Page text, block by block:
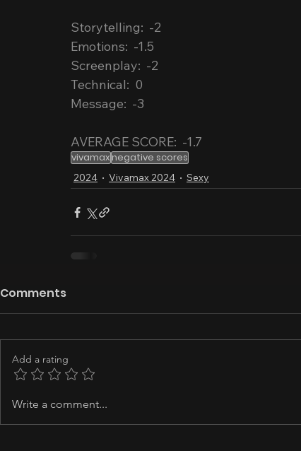
Storytelling:  -2
Emotions:  -1.5
Screenplay:  -2
Technical:  0
Message:  -3
AVERAGE SCORE:  -1.7
vivamaxnegative scores
2024 Vivamax 2024 Sexy
Comments
Add a rating
Write a comment...